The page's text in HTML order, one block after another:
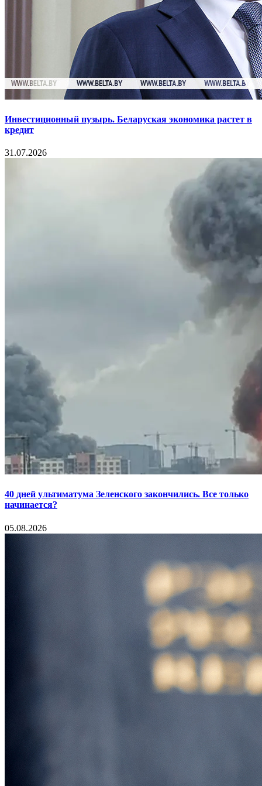
Инвестиционный пузырь. Беларуская экономика растет в
кредит
31.07.2026
40 дней ультиматума Зеленского закончились. Все только
начинается?
05.08.2026